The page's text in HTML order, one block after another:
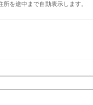
を途中まで自動表示します。